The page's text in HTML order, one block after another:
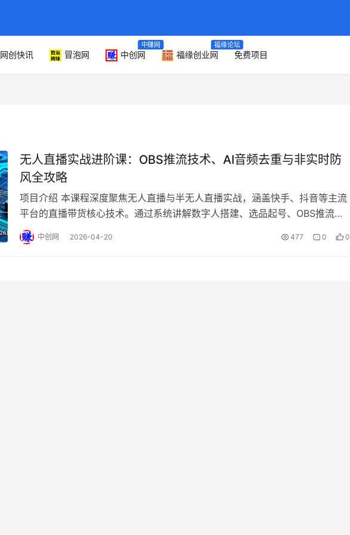
网创快讯 冒泡网 中创网
中赚网
福缘创业网
福缘论坛
免费项目
无人直播实战进阶课：OBS推流技术、AI音频去重与非实时防
风全攻略
项目介绍 本课程深度聚焦无人直播与半无人直播实战，涵盖快手、抖音等主流
平台的直播带货核心技术。通过系统讲解数字人搭建、选品起号、OBS推流以
及AI音频话术，助力创作者建立技术壁垒，…
中创网 2026-04-20 477 0 0